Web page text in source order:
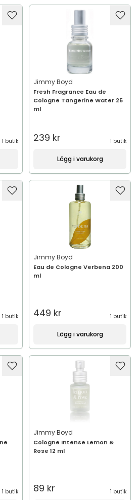
1 butik
Jimmy Boyd
Fresh Fragrance Eau de
Cologne Tangerine Water 25
ml
239 kr 1 butik
Lägg i varukorg
1 butik
Jimmy Boyd
Eau de Cologne Verbena 200
ml
449 kr 1 butik
Lägg i varukorg
1 butik
Jimmy Boyd
Cologne Intense Lemon &
Rose 12 ml
89 kr 1 butik